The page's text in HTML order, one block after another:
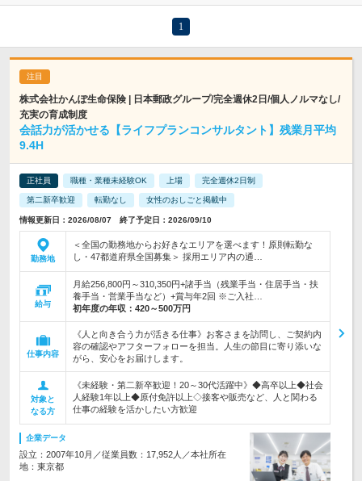
1
株式会社かんぽ生命保険 | 日本郵政グループ/完全週休2日/個人ノルマなし/
充実の育成制度
会話力が活かせる【ライフプランコンサルタント】残業月平均
9.4H
正社員 職種・業種未経験OK 上場 完全週休2日制
第二新卒歓迎 転勤なし 女性のおしごと掲載中
情報更新日：2026/08/07 終了予定日：2026/09/10
勤務地
＜全国の勤務地からお好きなエリアを選べます！原則転勤な
し・47都道府県全国募集＞ 採用エリア内の通…
給与
月給256,800円～310,350円+諸手当（残業手当・住居手当・扶
養手当・営業手当など）+賞与年2回 ※ご入社…
初年度の年収： 420～500万円
仕事内容
《人と向き合う力が活きる仕事》お客さまを訪問し、ご契約内
容の確認やアフターフォローを担当。人生の節目に寄り添いな
がら、安心をお届けします。
対象と
なる方
《未経験・第二新卒歓迎！20～30代活躍中》◆高卒以上◆社会
人経験1年以上◆原付免許以上◇接客や販売など、人と関わる
仕事の経験を活かしたい方歓迎
企業データ
設立：2007年10月／従業員数：17,952人／本社所在
地：東京都